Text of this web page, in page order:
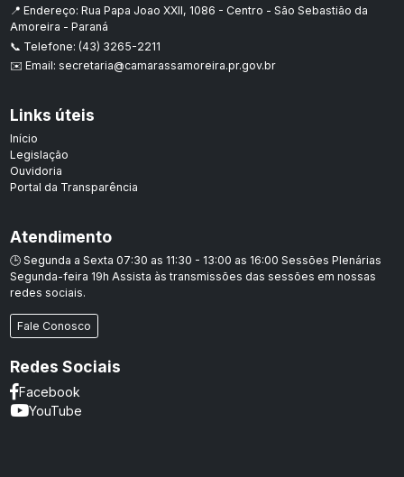
📍 Endereço: Rua Papa Joao XXII, 1086 - Centro - São Sebastião da
Amoreira - Paraná
📞 Telefone: (43) 3265-2211
✉️ Email: secretaria@camarassamoreira.pr.gov.br
Links úteis
Início
Legislação
Ouvidoria
Portal da Transparência
Atendimento
🕒 Segunda a Sexta 07:30 as 11:30 - 13:00 as 16:00 Sessões Plenárias
Segunda-feira 19h Assista às transmissões das sessões em nossas
redes sociais.
Fale Conosco
Redes Sociais
Facebook
YouTube